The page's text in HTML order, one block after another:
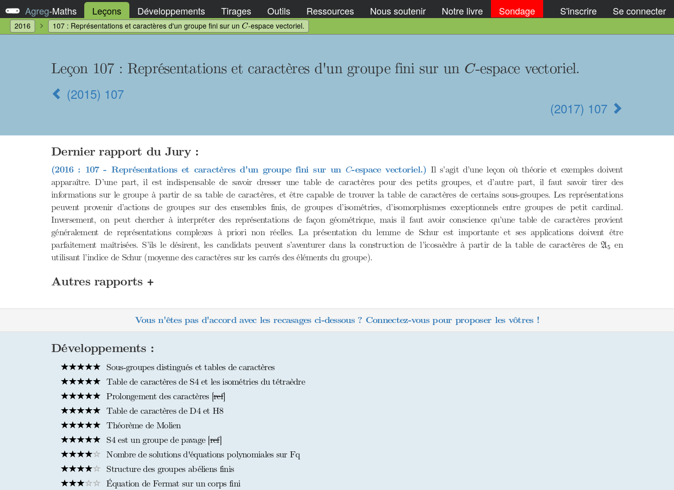
Agreg-Maths Leçons Développements Tirages Outils Ressources Nous soutenir Notre livre Sondage S'inscrire Se connecter
2016 107 : Représentations et caractères d'un groupe fini sur un C
C-espace vectoriel.
Leçon 107 : Représentations et caractères d'un groupe fini sur un C
C-espace vectoriel.
(2015) 107
(2017) 107
Dernier rapport du Jury :
(2016 : 107 - Représentations et caractères d'un groupe fini sur un C
C-espace vectoriel.) Il s’agit d’une leçon où théorie et exemples doivent
apparaître. D’une part, il est indispensable de savoir dresser une table de caractères pour des petits groupes, et d’autre part, il faut savoir tirer des
informations sur le groupe à partir de sa table de caractères, et être capable de trouver la table de caractères de certains sous-groupes. Les représentations
peuvent provenir d’actions de groupes sur des ensembles finis, de groupes d’isométries, d’isomorphismes exceptionnels entre groupes de petit cardinal.
Inversement, on peut chercher à interpréter des représentations de façon géométrique, mais il faut avoir conscience qu’une table de caractères provient
généralement de représentations complexes à priori non réelles. La présentation du lemme de Schur est importante et ses applications doivent être
parfaitement maîtrisées. S’ils le désirent, les candidats peuvent s’aventurer dans la construction de l’icosaèdre à partir de la table de caractères de A5
A
en
utilisant l’indice de Schur (moyenne des caractères sur les carrés des éléments du groupe).
Autres rapports +
Vous n'êtes pas d'accord avec les recasages ci-dessous ? Connectez-vous pour proposer les vôtres !
Développements :
Sous-groupes distingués et tables de caractères
Table de caractères de S4 et les isométries du tétraèdre
Prolongement des caractères [ref]
Table de caractères de D4 et H8
Théorème de Molien
S4 est un groupe de pavage [ref]
Nombre de solutions d'équations polynomiales sur Fq
Structure des groupes abéliens finis
Équation de Fermat sur un corps fini